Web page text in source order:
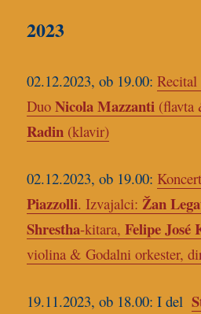
2023
02.12.2023, ob 19.00:Recital
DuoNicola Mazzanti
Radin (klavir)
02.12.2023, ob 19.00:
Piazzolli. Izvajalci: Žan
Shrestha-kitara,Felipe José
violina & Godalni orkester,
19.11.2023, ob 18.00: I del